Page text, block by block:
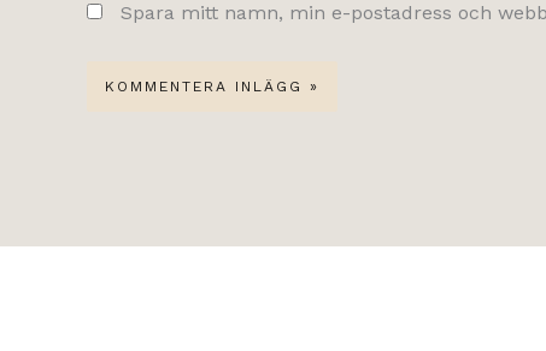
Spara mitt namn, min e-postadress och